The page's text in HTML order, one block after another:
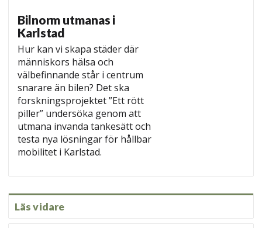
Bilnorm utmanas i
Karlstad
Hur kan vi skapa städer där
människors hälsa och
välbefinnande står i centrum
snarare än bilen? Det ska
forskningsprojektet ”Ett rött
piller” undersöka genom att
utmana invanda tankesätt och
testa nya lösningar för hållbar
mobilitet i Karlstad.
Läs vidare